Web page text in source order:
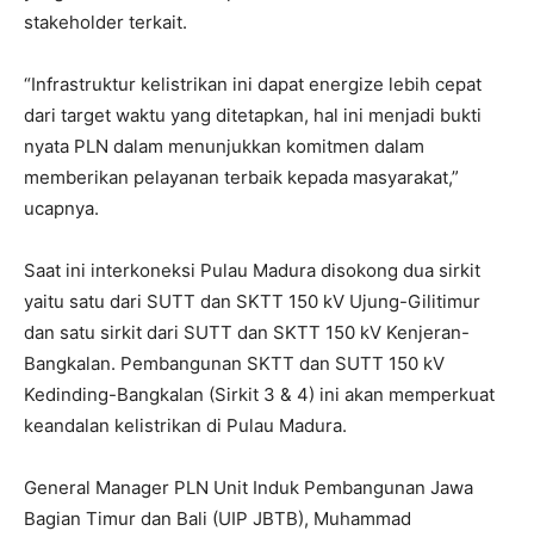
stakeholder terkait.
“Infrastruktur kelistrikan ini dapat energize lebih cepat
dari target waktu yang ditetapkan, hal ini menjadi bukti
nyata PLN dalam menunjukkan komitmen dalam
memberikan pelayanan terbaik kepada masyarakat,”
ucapnya.
Saat ini interkoneksi Pulau Madura disokong dua sirkit
yaitu satu dari SUTT dan SKTT 150 kV Ujung-Gilitimur
dan satu sirkit dari SUTT dan SKTT 150 kV Kenjeran-
Bangkalan. Pembangunan SKTT dan SUTT 150 kV
Kedinding-Bangkalan (Sirkit 3 & 4) ini akan memperkuat
keandalan kelistrikan di Pulau Madura.
General Manager PLN Unit Induk Pembangunan Jawa
Bagian Timur dan Bali (UIP JBTB), Muhammad